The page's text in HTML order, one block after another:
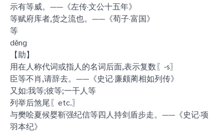
示有等威。——《左传·文公十五年》
等赋府库者,货之流也。——《荀子·富国》
等
děng
【助】
用在人称代词或指人的名词后面,表示复数〖-s〗
臣等不肖,请辞去。——《史记·廉颇蔺相如列传》
又如:我等;彼等;一干人等
列举后煞尾〖etc.〗
与樊哙夏候婴靳强纪信等四人持剑盾步走。——《史记·项
羽本纪》